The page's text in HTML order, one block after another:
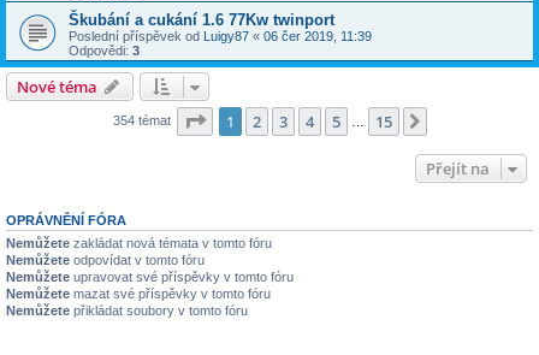
Škubání a cukání 1.6 77Kw twinport
Poslední příspěvek od Luigy87 « 06 čer 2019, 11:39
Odpovědi: 3
Nové téma
354 témat Stránka z 15
1 2 3 4 5 15
Přejít na
OPRÁVNĚNÍ FÓRA
Nemůžete zakládat nová témata v tomto fóru
Nemůžete odpovídat v tomto fóru
Nemůžete upravovat své příspěvky v tomto fóru
Nemůžete mazat své příspěvky v tomto fóru
Nemůžete přikládat soubory v tomto fóru